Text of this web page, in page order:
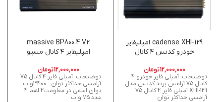
cadense XHI-129 امپلیفایر
خودرو کدنس ۴ کانال
12,000,000تومان
توضیحات: آمپلی فایر خودرو 4
کانال 75 آرامس برند کدنس مدل
XHI-129 آمپلی فایر 4 کانال 75
آرامسی حداکثر توان
massive BP800.4 V2
امپلیفایر ۴ کانال مسیو
12,000,000تومان
توضیحات: آمپلی فایر 4 کانال 75
آرامسی حداکثر توان : 3400وات
توان اسمی در مقاومت4 اهم 4
عدد 75 وات